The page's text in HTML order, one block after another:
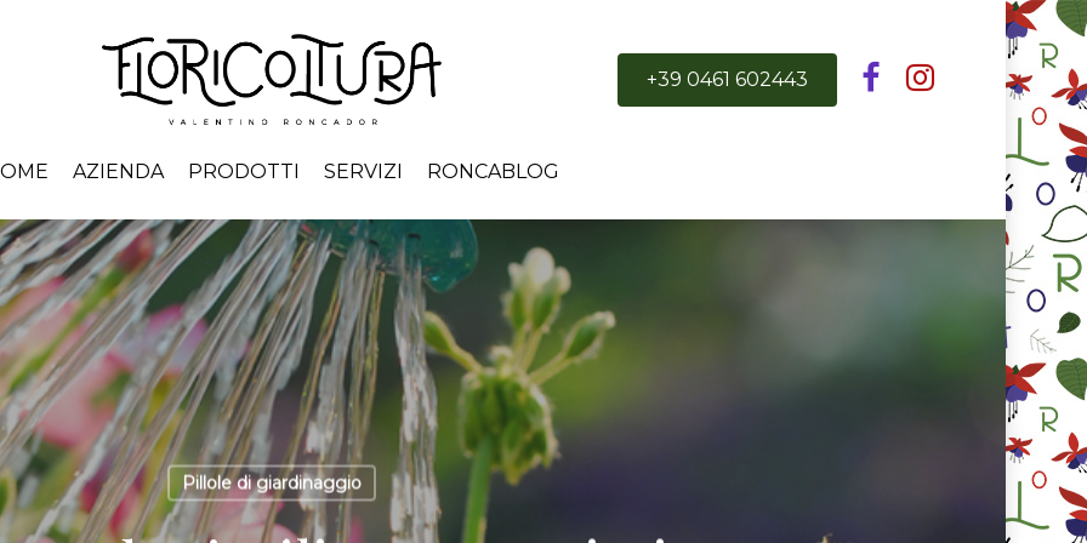
+39 0461 602443
AZIENDA PRODOTTI SERVIZI RONCABLOG
Pillole di giardinaggio